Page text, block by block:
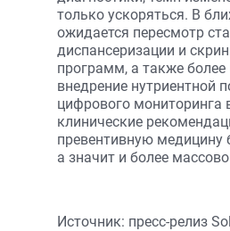
только ускоряться. В
ожидается пересмотр
диспансеризации и
программ, а также
внедрение нутриентной
цифрового мониторинга
клинические
превентивную медицину
а значит и более
Источник: пресс-релиз